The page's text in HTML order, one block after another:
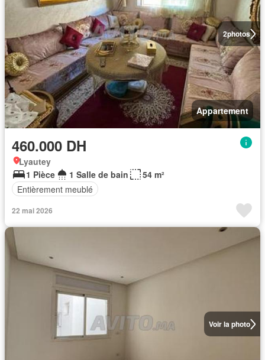
2photos
Appartement
460.000 DH
Lyautey
1 Pièce
1 Salle de bain
54 m²
Entièrement meublé
22 mai 2026
Voir la photo